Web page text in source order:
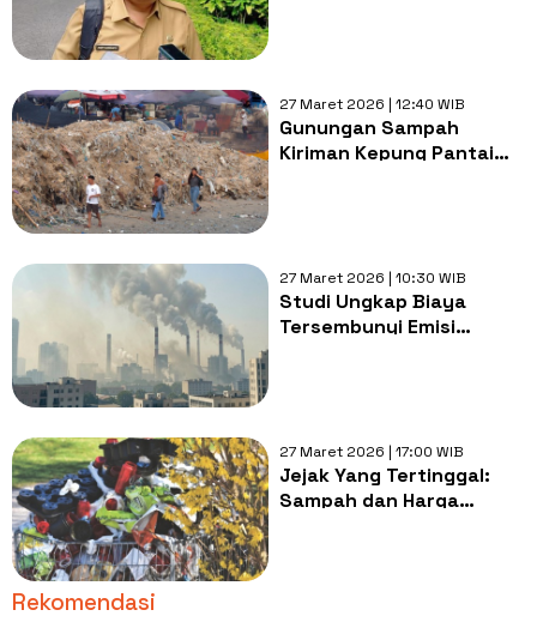
27 Maret 2026 | 12:40 WIB
Gunungan Sampah
Kiriman Kepung Pantai
27 Maret 2026 | 10:30 WIB
Studi Ungkap Biaya
Tersembunyi Emisi
27 Maret 2026 | 17:00 WIB
Jejak Yang Tertinggal:
Sampah dan Harga
Rekomendasi